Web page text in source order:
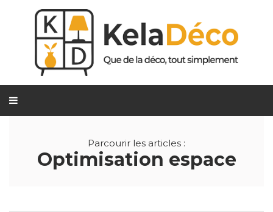
Parcourir les articles :
Optimisation espace